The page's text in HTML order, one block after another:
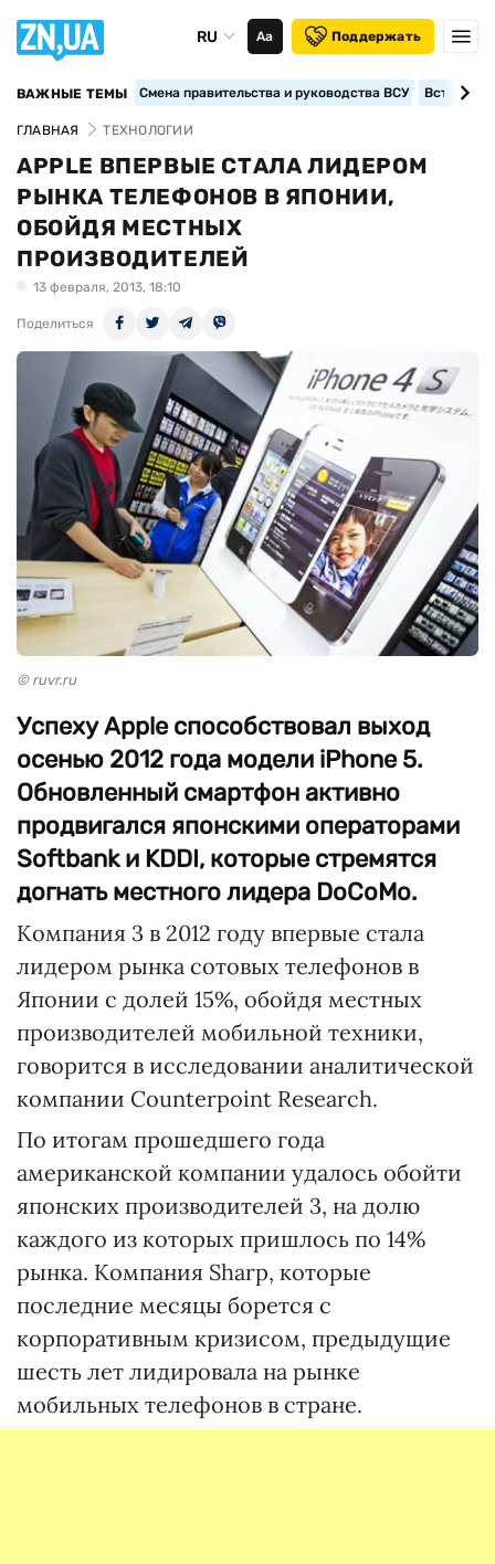
RU Аа Поддержать
ВАЖНЫЕ ТЕМЫ Смена правительства и руководства ВСУ
ГЛАВНАЯ ТЕХНОЛОГИИ
APPLE ВПЕРВЫЕ СТАЛА ЛИДЕРОМ
РЫНКА ТЕЛЕФОНОВ В ЯПОНИИ,
ОБОЙДЯ МЕСТНЫХ
ПРОИЗВОДИТЕЛЕЙ
13 февраля, 2013, 18:10
Поделиться
© ruvr.ru
Успеху Apple способствовал выход
осенью 2012 года модели iPhone 5.
Обновленный смартфон активно
продвигался японскими операторами
Softbank и KDDI, которые стремятся
догнать местного лидера DoCoMo.
Компания 3 в 2012 году впервые стала
лидером рынка сотовых телефонов в
Японии с долей 15%, обойдя местных
производителей мобильной техники,
говорится в исследовании аналитической
компании Counterpoint Research.
По итогам прошедшего года
американской компании удалось обойти
японских производителей 3, на долю
каждого из которых пришлось по 14%
рынка. Компания Sharp, которые
последние месяцы борется с
корпоративным кризисом, предыдущие
шесть лет лидировала на рынке
мобильных телефонов в стране.